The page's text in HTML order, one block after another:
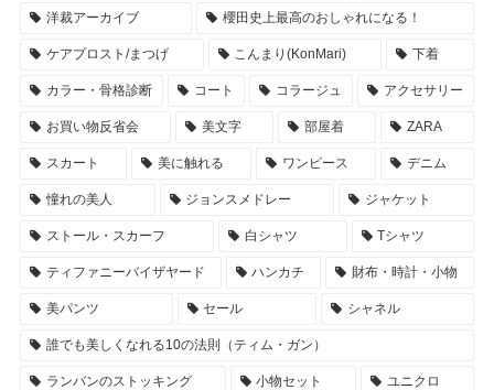
洋裁アーカイブ 櫻田史上最高のおしゃれになる！
ケアプロスト/まつげ こんまり(KonMari) 下着
カラー・骨格診断 コート コラージュ アクセサリー
お買い物反省会 美文字 部屋着 ZARA
スカート 美に触れる ワンピース デニム
憧れの美人 ジョンスメドレー ジャケット
ストール・スカーフ 白シャツ Tシャツ
ティファニーバイザヤード ハンカチ 財布・時計・小物
美パンツ セール シャネル
誰でも美しくなれる10の法則（ティム・ガン）
ランバンのストッキング 小物セット ユニクロ